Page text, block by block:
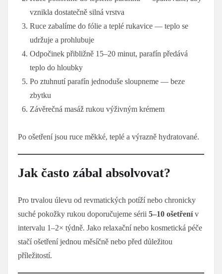
vznikla dostatečně silná vrstva
Ruce zabalíme do fólie a teplé rukavice — teplo se
udržuje a prohlubuje
Odpočinek přibližně 15–20 minut, parafín předává
teplo do hloubky
Po ztuhnutí parafín jednoduše sloupneme — beze
zbytku
Závěrečná masáž rukou výživným krémem
Po ošetření jsou ruce měkké, teplé a výrazně hydratované.
Jak často zábal absolvovat?
Pro trvalou úlevu od revmatických potíží nebo chronicky
suché pokožky rukou doporučujeme sérii 5–10 ošetřenív
intervalu 1–2× týdně. Jako relaxační nebo kosmetická péče
stačí ošetření jednou měsíčně nebo před důležitou
příležitostí.